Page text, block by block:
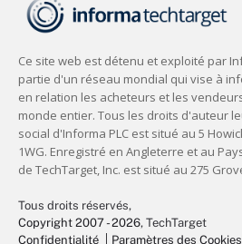
Tous droits réservés,
Copyright 2007 - 2026, TechTarget
Confidentialité
Paramètres des Cookies